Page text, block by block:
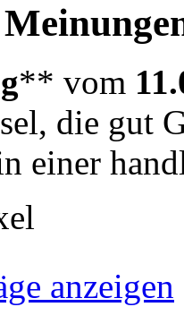
** vom
die gut
einer
anzeigen